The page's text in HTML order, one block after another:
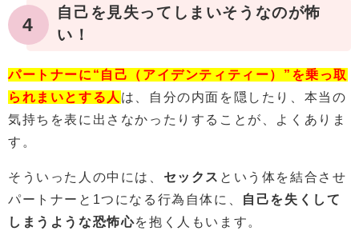
4
自己を見失ってしまいそうなのが怖
い！
パートナーに“ 自己（アイデンティティー）”を乗っ取
られまいとする人 は、自分の内面を隠したり、本当の
気持ちを表に出さなかったりすることが、よくありま
す。
そういった人の中には、 セックス という体を結合させ
パートナーと1つになる行為自体に、
自己を失くして
しまうような恐怖心を抱く人もいます。